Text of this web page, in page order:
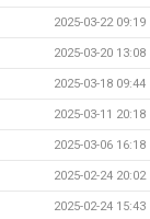
2025-03-22 09:19
2025-03-20 13:08
2025-03-18 09:44
2025-03-11 20:18
2025-03-06 16:18
2025-02-24 20:02
2025-02-24 15:43